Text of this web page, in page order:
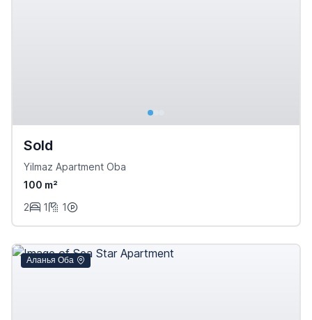
Sold
Yilmaz Apartment Oba
100 m²
2
1 1
Аланья Оба